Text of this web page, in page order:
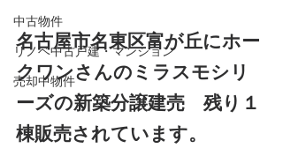
中古物件
リノベ中古戸建・マンション
売却中物件
名古屋市名東区富が丘にホー
クワンさんのミラスモシリ
ーズの新築分譲建売　残り１
棟販売されています。